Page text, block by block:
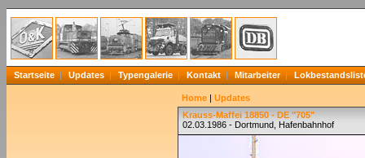
Startseite Updates Typengalerie Kontakt Mitarbeiter
Home | Updates
Krauss-Maffei 18850 - DE "705"
02.03.1986 - Dortmund, Hafenbahnhof